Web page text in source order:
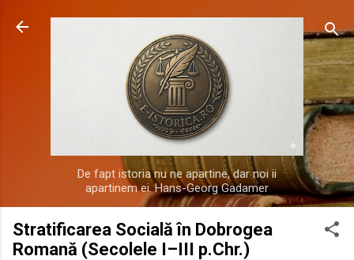
Treceți la conținutul principal
De fapt istoria nu ne apartine, dar noi ii
apartinem ei. Hans-Georg Gadamer
Stratificarea Socială în Dobrogea
Romană (Secolele I–III p.Chr.)